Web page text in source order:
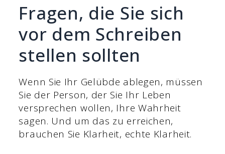
Fragen, die Sie sich
vor dem Schreiben
stellen sollten
Wenn Sie Ihr Gelübde ablegen, müssen
Sie der Person, der Sie Ihr Leben
versprechen wollen, Ihre Wahrheit
sagen. Und um das zu erreichen,
brauchen Sie Klarheit, echte Klarheit.